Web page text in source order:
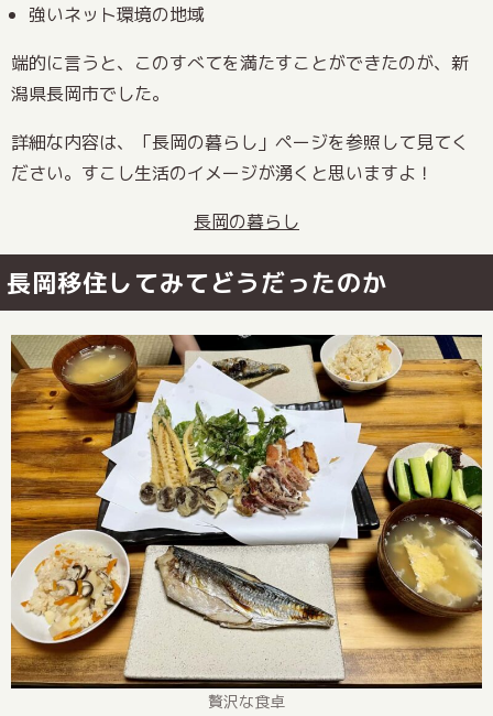
強いネット環境の地域
端的に言うと、このすべてを満たすことができたのが、新
潟県長岡市でした。
詳細な内容は、「長岡の暮らし」ページを参照して見てく
ださい。すこし生活のイメージが湧くと思いますよ！
長岡の暮らし
長岡移住してみてどうだったのか
贅沢な食卓